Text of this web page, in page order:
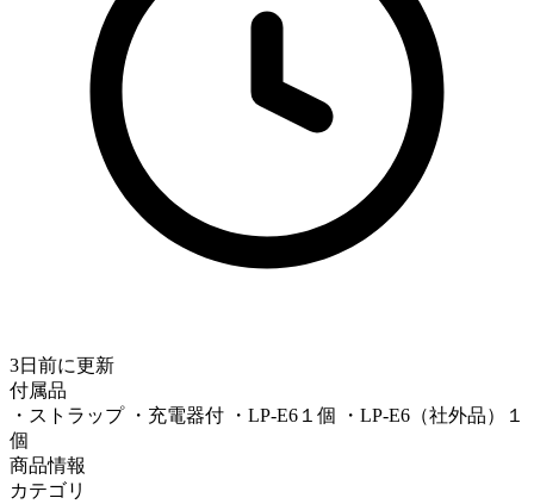
3日前に更新
付属品
・ストラップ ・充電器付 ・LP-E6１個 ・LP-E6（社外品）１
個
商品情報
カテゴリ